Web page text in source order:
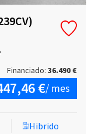
Hibrido
Financiado: 36.490 €
€/ mes